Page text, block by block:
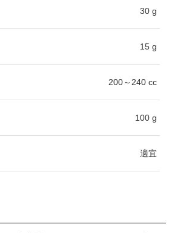
30 g
15 g
200～240 cc
100 g
適宜